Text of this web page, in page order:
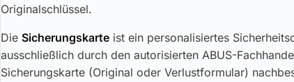
Originalschlüssel.
Die Sicherungskarte ist ein personalisiertes
ausschließlich durch den autorisierten ABUS-
Sicherungskarte (Original oder Verlustformular)